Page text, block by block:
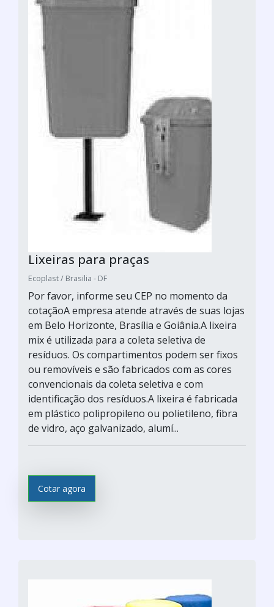
Lixeiras para praças
Ecoplast / Brasilia - DF
Por favor, informe seu CEP no momento da
cotaçãoA empresa atende através de suas lojas
em Belo Horizonte, Brasília e Goiânia.A lixeira
mix é utilizada para a coleta seletiva de
resíduos. Os compartimentos podem ser fixos
ou removíveis e são fabricados com as cores
convencionais da coleta seletiva e com
identificação dos resíduos.A lixeira é fabricada
em plástico polipropileno ou polietileno, fibra
de vidro, aço galvanizado, alumí...
Cotar agora